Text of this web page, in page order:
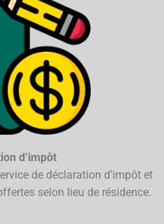
d’impôt
de déclaration d’impôt et
selon lieu de résidence.